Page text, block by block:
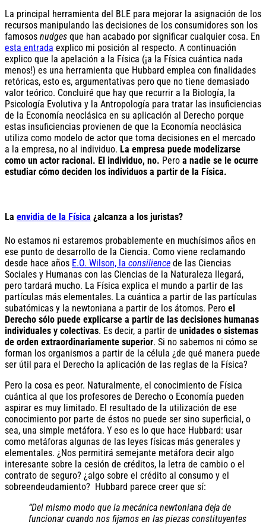
La principal herramienta del BLE para mejorar la asignación de los
recursos manipulando las decisiones de los consumidores son los
famosos nudges que han acabado por significar cualquier cosa. En
esta entrada explico mi posición al respecto. A continuación
explico que la apelación a la Física (¡a la Física cuántica nada
menos!) es una herramienta que Hubbard emplea con finalidades
retóricas, esto es, argumentativas pero que no tiene demasiado
valor teórico. Concluiré que hay que recurrir a la Biología, la
Psicología Evolutiva y la Antropología para tratar las insuficiencias
de la Economía neoclásica en su aplicación al Derecho porque
estas insuficiencias provienen de que la Economía neoclásica
utiliza como modelo de actor que toma decisiones en el mercado
a la empresa, no al individuo. La empresa puede modelizarse
como un actor racional. El individuo, no. Pero a nadie se le ocurre
estudiar cómo deciden los individuos a partir de la Física.
La envidia de la Física ¿alcanza a los juristas?
No estamos ni estaremos probablemente en muchísimos años en
ese punto de desarrollo de la Ciencia. Como viene reclamando
desde hace años E.O. Wilson, la consilience de las Ciencias
Sociales y Humanas con las Ciencias de la Naturaleza llegará,
pero tardará mucho. La Física explica el mundo a partir de las
partículas más elementales. La cuántica a partir de las partículas
subatómicas y la newtoniana a partir de los átomos. Pero el
Derecho sólo puede explicarse a partir de las decisiones humanas
individuales y colectivas. Es decir, a partir de unidades o sistemas
de orden extraordinariamente superior. Si no sabemos ni cómo se
forman los organismos a partir de la célula ¿de qué manera puede
ser útil para el Derecho la aplicación de las reglas de la Física?
Pero la cosa es peor. Naturalmente, el conocimiento de Física
cuántica al que los profesores de Derecho o Economía pueden
aspirar es muy limitado. El resultado de la utilización de ese
conocimiento por parte de éstos no puede ser sino superficial, o
sea, una simple metáfora. Y eso es lo que hace Hubbard: usar
como metáforas algunas de las leyes físicas más generales y
elementales. ¿Nos permitirá semejante metáfora decir algo
interesante sobre la cesión de créditos, la letra de cambio o el
contrato de seguro? ¿algo sobre el crédito al consumo y el
sobreendeudamiento? Hubbard parece creer que sí:
“Del mismo modo que la mecánica newtoniana deja de
funcionar cuando nos fijamos en las piezas constituyentes